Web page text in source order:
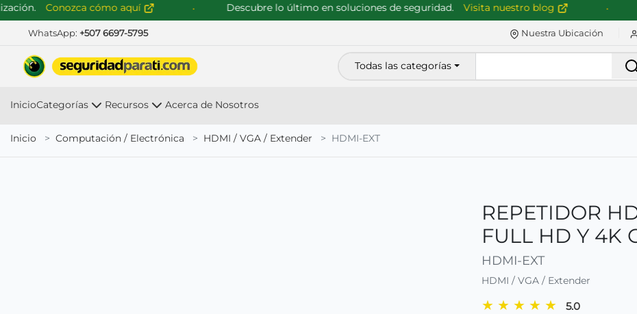
Conozca cómo aquí Descubre lo último en soluciones de seguridad. Visita nuestro blog
WhatsApp: +507 6697-5795 Nuestra Ubicación
Todas las categorías
InicioCategorías Recursos Acerca de Nosotros
Inicio Computación / Electrónica HDMI / VGA / Extender HDMI-EXT
REPETIDOR
FULL HD Y 4K
HDMI-EXT
HDMI / VGA / Extender
★ ★ ★ ★ ★ 5.0